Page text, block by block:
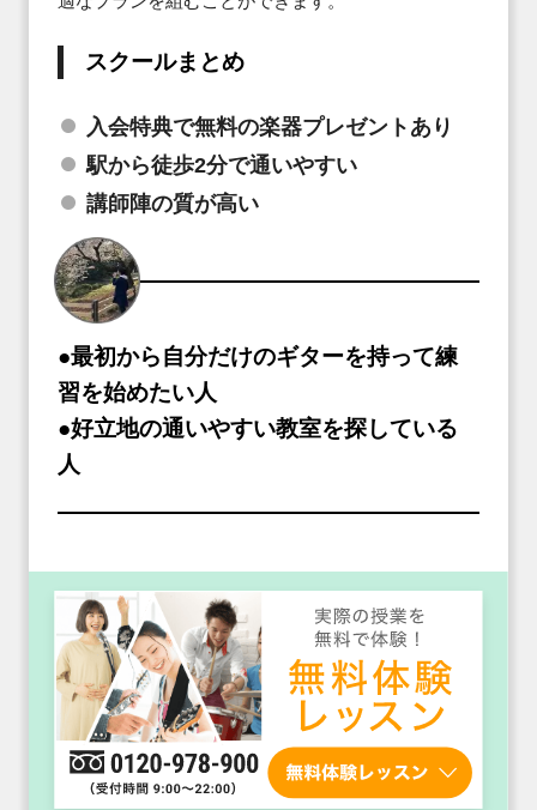
スクールまとめ
入会特典で無料の楽器プレゼントあり
駅から徒歩2分で通いやすい
講師陣の質が高い
●最初から自分だけのギターを持って練
習を始めたい人
●好立地の通いやすい教室を探している
人